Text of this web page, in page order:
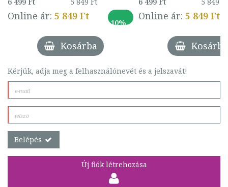
Online ár: 5 849 Ft
-
10%
Kosárba
Online ár: 5 849 Ft
Kosárba
Kérjük, adja meg a felhasználónevét és a jelszavát!
Belépés
Új fiók létrehozása